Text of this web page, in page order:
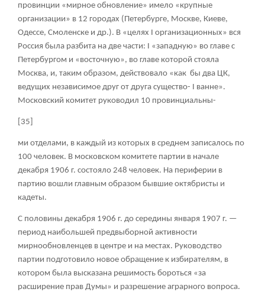
провинции «мирное обновление» имело «крупные
организации» в 12 городах (Петербурге, Москве, Киеве,
Одессе, Смоленске и др.). В «целях I организационных» вся
Россия была разбита на две части: I «западную» во главе с
Петербургом и «восточную», во главе которой стояла
Москва, и, таким образом, действовало «как бы два ЦК,
ведущих независимое друг от друга существо- I ванне».
Московский комитет руководил 10 провинциальны-
[35]
ми отделами, в каждый из которых в среднем записалось по
100 человек. В московском комитете партии в начале
декабря 1906 г. состояло 248 человек. На периферии в
партию вошли главным образом бывшие октябристы и
кадеты.
С половины декабря 1906 г. до середины января 1907 г. —
период наибольшей предвыборной активности
мирнообновленцев в центре и на местах. Руководство
партии подготовило новое обращение к избирателям, в
котором была высказана решимость бороться «за
расширение прав Думы» и разрешение аграрного вопроса.